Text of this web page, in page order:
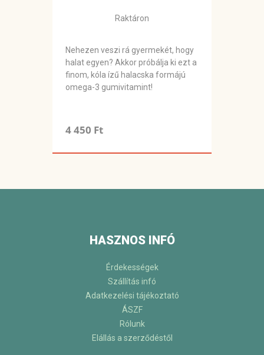
Raktáron
Nehezen veszi rá gyermekét, hogy
halat egyen? Akkor próbálja ki ezt a
finom, kóla ízű halacska formájú
omega-3 gumivitamint!
4 450 Ft
HASZNOS INFÓ
Érdekességek
Szállítás infó
Adatkezelési tájékoztató
ÁSZF
Rólunk
Elállás a szerződéstől